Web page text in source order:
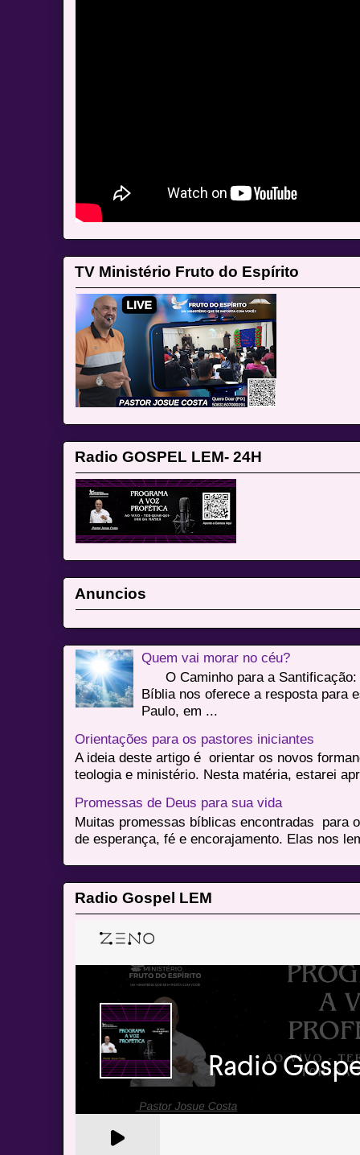
TV Ministério Fruto do Espírito
Radio GOSPEL LEM- 24H
Anuncios
Quem vai morar no céu?
O Caminho para a Santificação:
Bíblia nos oferece a resposta para
Paulo, em ...
Orientações para os pastores iniciantes
A ideia deste artigo é orientar os novos
teologia e ministério. Nesta matéria, estarei
Promessas de Deus para sua vida
Muitas promessas bíblicas encontradas para
de esperança, fé e encorajamento. Elas nos
Radio Gospel LEM